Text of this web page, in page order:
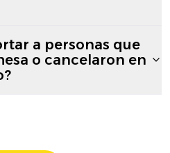
a personas que
o cancelaron en